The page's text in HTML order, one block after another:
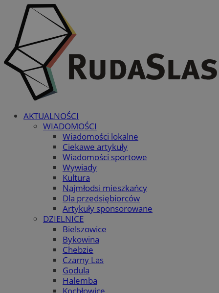
AKTUALNOŚCI
WIADOMOŚCI
Wiadomości lokalne
Ciekawe artykuły
Wiadomości sportowe
Wywiady
Kultura
Najmłodsi mieszkańcy
Dla przedsiębiorców
Artykuły sponsorowane
DZIELNICE
Bielszowice
Bykowina
Chebzie
Czarny Las
Godula
Halemba